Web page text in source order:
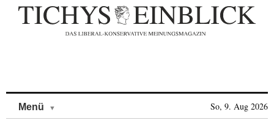
Menü So, 9. Aug 2026